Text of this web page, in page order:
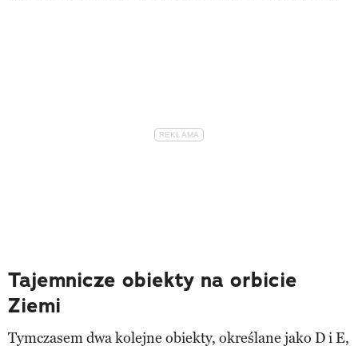
Tajemnicze obiekty na orbicie
Ziemi
Tymczasem dwa kolejne obiekty, określane jako D i E,